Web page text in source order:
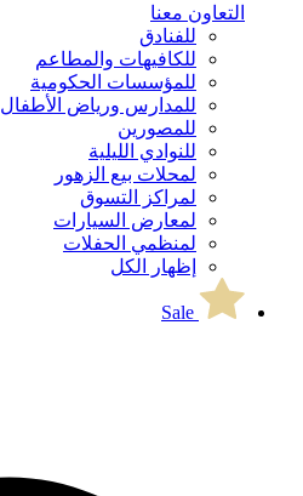
التعاون معنا
للفنادق
للكافيهات والمطاعم
للمؤسسات الحكومية
للمدارس ورياض الأطفال
للمصورين
للنوادي الليلية
لمحلات بيع الزهور
لمراكز التسوق
لمعارض السيارات
لمنظمي الحفلات
إظهار الكل